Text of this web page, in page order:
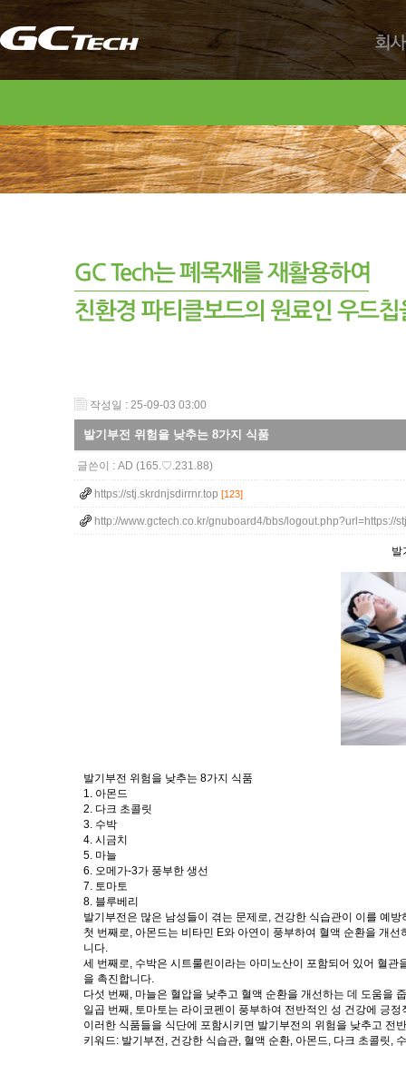
회사
작성일 : 25-09-03 03:00
발기부전 위험을 낮추는 8가지 식품
글쓴이 : AD (165.♡.231.88)
https://stj.skrdnjsdirrnr.top [123]
http://www.gctech.co.kr/gnuboard4/bbs/logout.php?url=https://
발
발기부전 위험을 낮추는 8가지 식품
1. 아몬드
2. 다크 초콜릿
3. 수박
4. 시금치
5. 마늘
6. 오메가-3가 풍부한 생선
7. 토마토
8. 블루베리
발기부전은 많은 남성들이 겪는 문제로, 건강한 식습관이 이를 예
첫 번째로, 아몬드는 비타민 E와 아연이 풍부하여 혈액 순환을 개
니다.
세 번째로, 수박은 시트룰린이라는 아미노산이 포함되어 있어 혈
을 촉진합니다.
다섯 번째, 마늘은 혈압을 낮추고 혈액 순환을 개선하는 데 도움을
일곱 번째, 토마토는 라이코펜이 풍부하여 전반적인 성 건강에 긍
이러한 식품들을 식단에 포함시키면 발기부전의 위험을 낮추고 전
키워드: 발기부전, 건강한 식습관, 혈액 순환, 아몬드, 다크 초콜릿,